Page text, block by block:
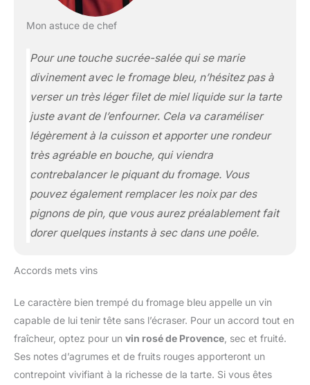
Mon astuce de chef
Pour une touche sucrée-salée qui se marie
divinement avec le fromage bleu, n’hésitez pas à
verser un très léger filet de miel liquide sur la tarte
juste avant de l’enfourner. Cela va caraméliser
légèrement à la cuisson et apporter une rondeur
très agréable en bouche, qui viendra
contrebalancer le piquant du fromage. Vous
pouvez également remplacer les noix par des
pignons de pin, que vous aurez préalablement fait
dorer quelques instants à sec dans une poêle.
Accords mets vins
Le caractère bien trempé du fromage bleu appelle un vin
capable de lui tenir tête sans l’écraser. Pour un accord tout en
fraîcheur, optez pour un vin rosé de Provence , sec et fruité.
Ses notes d’agrumes et de fruits rouges apporteront un
contrepoint vivifiant à la richesse de la tarte. Si vous êtes